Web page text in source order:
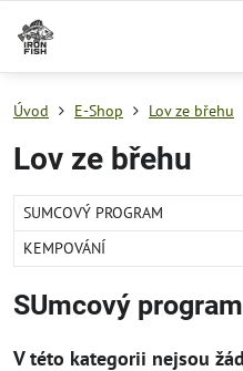
Úvod E-Shop Lov ze břehu
Lov ze břehu
SUMCOVÝ PROGRAM
KEMPOVÁNÍ
SUmcový program